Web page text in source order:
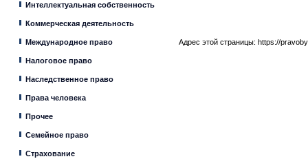
Интеллектуальная собственность
Коммерческая деятельность
Международное право
Налоговое право
Наследственное право
Права человека
Прочее
Семейное право
Страхование
Адрес этой страницы: https://